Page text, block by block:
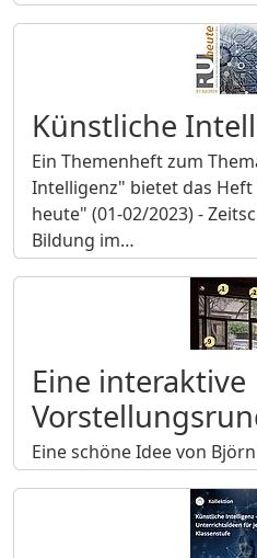
Künstliche
Ein Themenheft zum
Intelligenz" bietet das
heute" (01-02/2023) -
Bildung im…
Eine interaktive
Eine schöne Idee von